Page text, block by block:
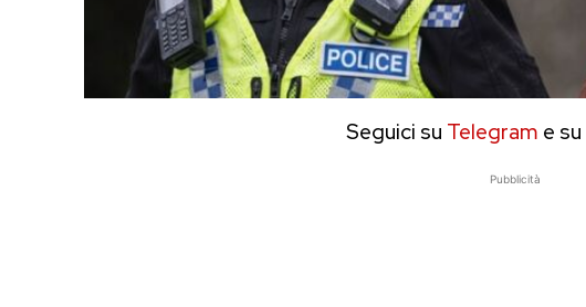
Seguici su Telegram e su
Pubblicità